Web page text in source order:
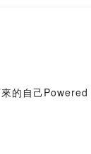
來的自己